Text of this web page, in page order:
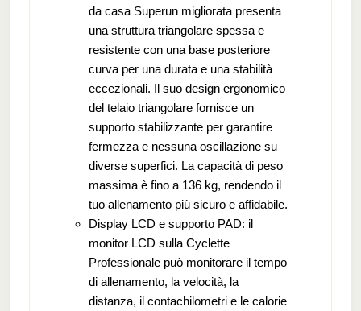
da casa Superun migliorata presenta
una struttura triangolare spessa e
resistente con una base posteriore
curva per una durata e una stabilità
eccezionali. Il suo design ergonomico
del telaio triangolare fornisce un
supporto stabilizzante per garantire
fermezza e nessuna oscillazione su
diverse superfici. La capacità di peso
massima è fino a 136 kg, rendendo il
tuo allenamento più sicuro e affidabile.
Display LCD e supporto PAD: il
monitor LCD sulla Cyclette
Professionale può monitorare il tempo
di allenamento, la velocità, la
distanza, il contachilometri e le calorie